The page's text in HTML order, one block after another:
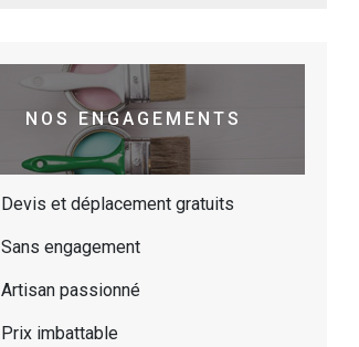
NOS ENGAGEMENTS
Devis et déplacement gratuits
Sans engagement
Artisan passionné
Prix imbattable